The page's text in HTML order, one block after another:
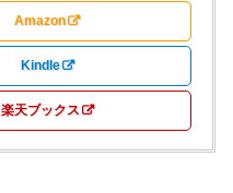
Amazon
Kindle
楽天ブックス